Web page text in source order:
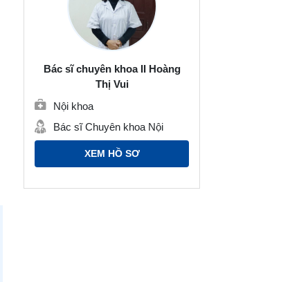
Bác sĩ chuyên khoa II Hoàng
Thị Vui
Nội khoa
Bác sĩ Chuyên khoa Nội
XEM HỒ SƠ